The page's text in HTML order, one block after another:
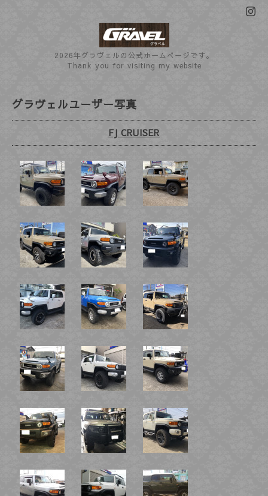
2026年グラヴェルの公式ホームぺージです。
Thank you for visiting my website
グラヴェルユーザー写真
FJ CRUISER